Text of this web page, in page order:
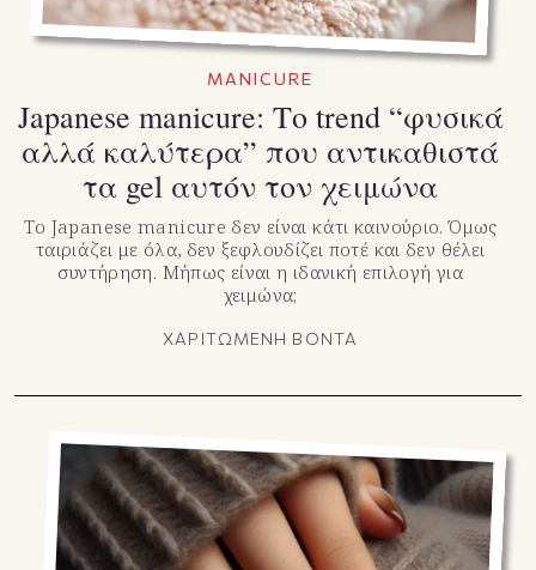
MANICURE
Japanese manicure: Το trend “φυσικά
αλλά καλύτερα” που αντικαθιστά
τα gel αυτόν τον χειμώνα
Το Japanese manicure δεν είναι κάτι καινούριο. Όμως
ταιριάζει με όλα, δεν ξεφλουδίζει ποτέ και δεν θέλει
συντήρηση. Μήπως είναι η ιδανική επιλογή για
χειμώνα;
ΧΑΡΙΤΩΜΕΝΗ ΒΟΝΤΑ